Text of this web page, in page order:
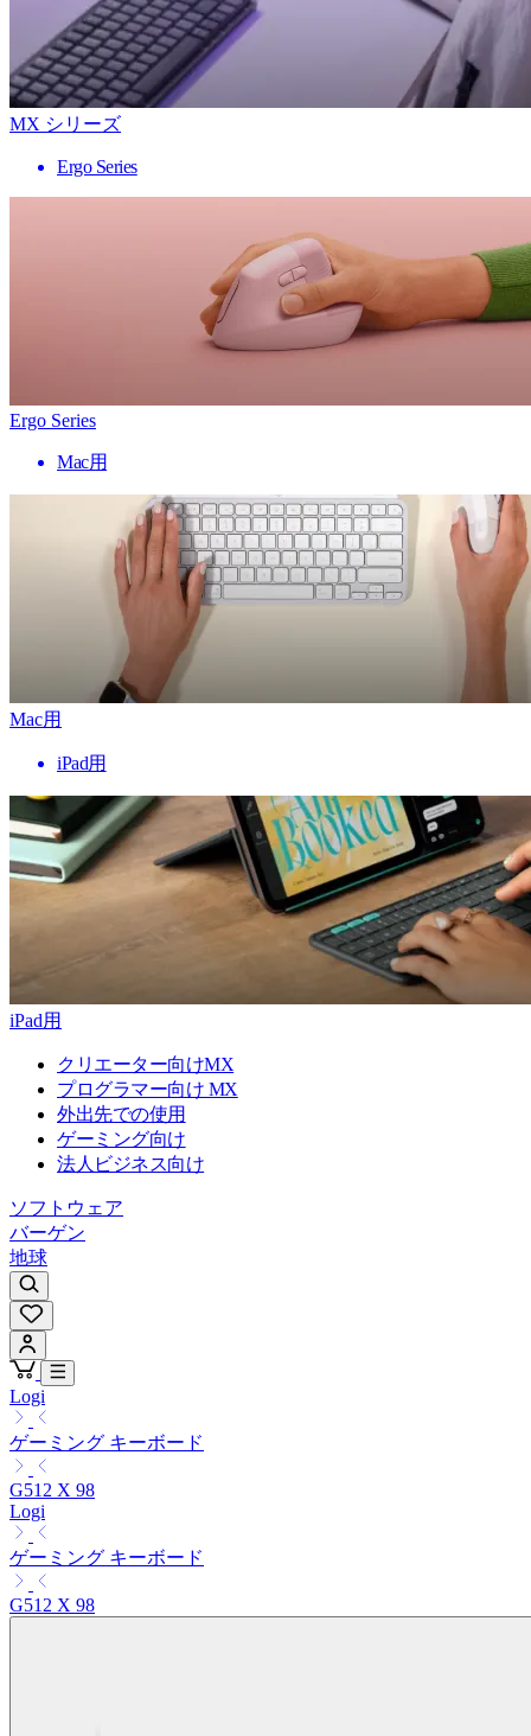
MX シリーズ
Ergo Series
Ergo Series
Mac用
Mac用
iPad用
iPad用
クリエーター向けMX
プログラマー向け MX
外出先での使用
ゲーミング向け
法人ビジネス向け
ソフトウェア
バーゲン
地球
Logi
ゲーミング キーボード
G512 X 98
Logi
ゲーミング キーボード
G512 X 98